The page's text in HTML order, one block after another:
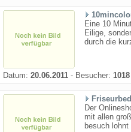
Eine 10
Eilige,
durch die
Datum: 20.06.2011 - Besucher: 1018
Der
mit allen
besuch